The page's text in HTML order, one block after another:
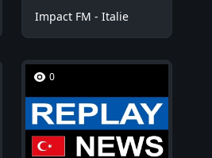
Impact FM - Italie
0